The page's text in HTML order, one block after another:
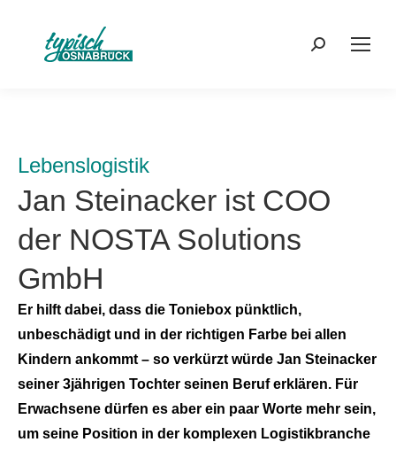
Search:
Lebenslogistik
Jan Steinacker ist COO
der NOSTA Solutions
GmbH
Er hilft dabei, dass die Toniebox pünktlich,
unbeschädigt und in der richtigen Farbe bei allen
Kindern ankommt – so verkürzt würde Jan Steinacker
seiner 3jährigen Tochter seinen Beruf erklären. Für
Erwachsene dürfen es aber ein paar Worte mehr sein,
um seine Position in der komplexen Logistikbranche